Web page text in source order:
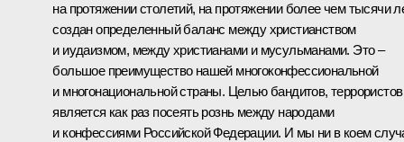
на протяжении столетий, на протяжении более чем тысячи
создан определенный баланс между христианством
и иудаизмом, между христианами и мусульманами. Это –
большое преимущество нашей многоконфессиональной
и многонациональной страны. Целью бандитов, террористов
является как раз посеять рознь между народами
и конфессиями Российской Федерации. И мы ни в коем